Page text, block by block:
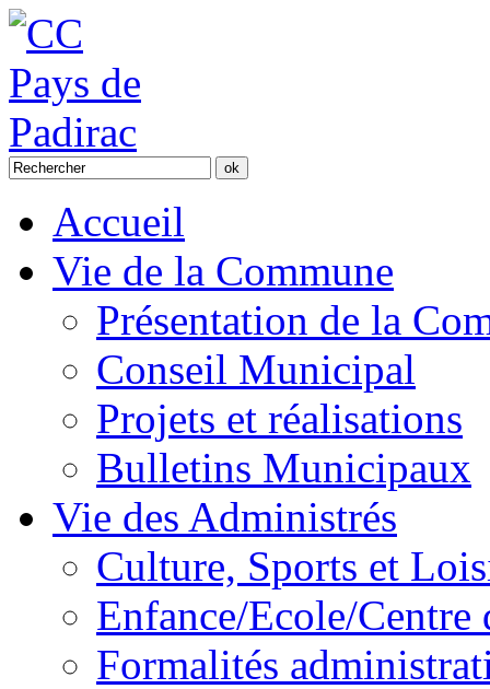
Accueil
Vie de la Commune
Présentation de la
Conseil Municipal
Projets et réalisations
Bulletins Municipaux
Vie des Administrés
Culture, Sports et
Enfance/Ecole/Centre
Formalités